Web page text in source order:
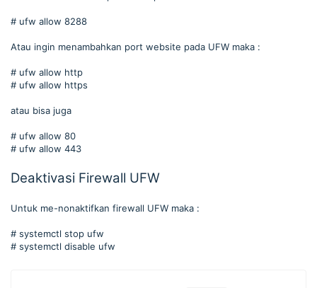
# ufw allow 8288
Atau ingin menambahkan port website pada UFW maka :
# ufw allow http
# ufw allow https
atau bisa juga
# ufw allow 80
# ufw allow 443
Deaktivasi Firewall UFW
Untuk me-nonaktifkan firewall UFW maka :
# systemctl stop ufw
# systemctl disable ufw